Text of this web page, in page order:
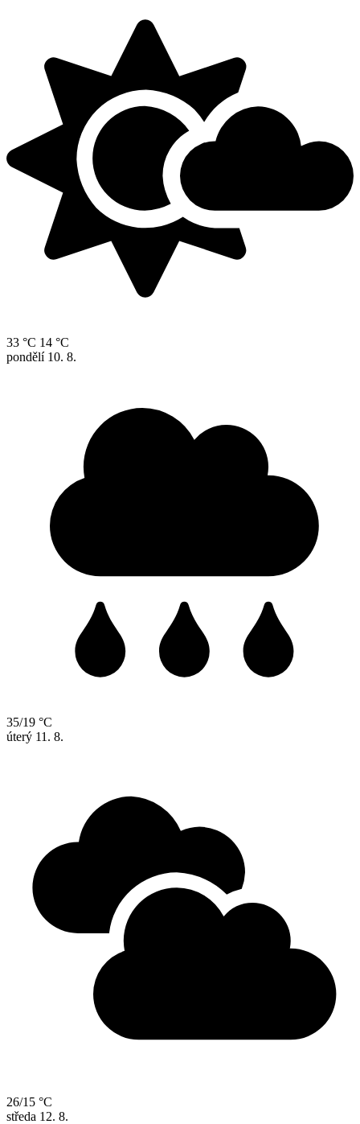
33 °C 14 °C
pondělí 10. 8.
35/19 °C
úterý 11. 8.
26/15 °C
středa 12. 8.